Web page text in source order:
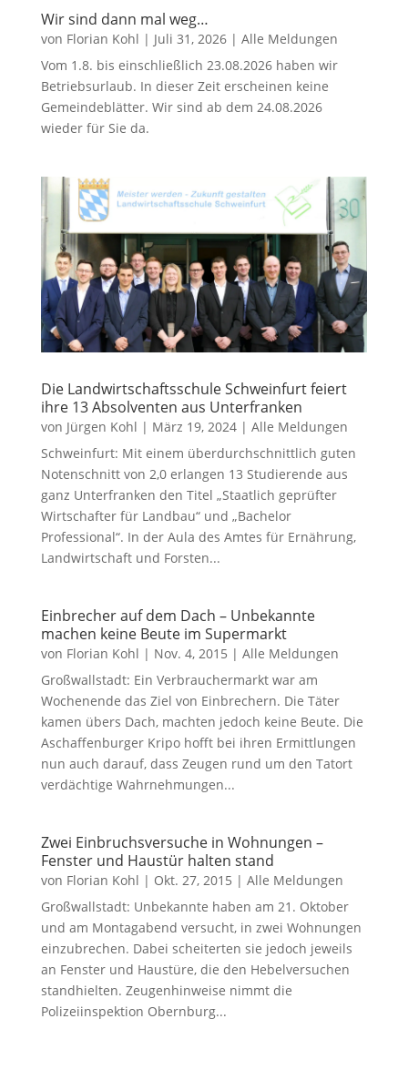
Wir sind dann mal weg…
von Florian Kohl | Juli 31, 2026| Alle Meldungen
Vom 1.8. bis einschließlich 23.08.2026 haben wir
Betriebsurlaub. In dieser Zeit erscheinen keine
Gemeindeblätter. Wir sind ab dem 24.08.2026
wieder für Sie da.
Die Landwirtschaftsschule Schweinfurt feiert
ihre 13 Absolventen aus Unterfranken
von Jürgen Kohl | März 19, 2024| Alle Meldungen
Schweinfurt: Mit einem überdurchschnittlich guten
Notenschnitt von 2,0 erlangen 13 Studierende aus
ganz Unterfranken den Titel „Staatlich geprüfter
Wirtschafter für Landbau“ und „Bachelor
Professional“. In der Aula des Amtes für Ernährung,
Landwirtschaft und Forsten...
Einbrecher auf dem Dach – Unbekannte
machen keine Beute im Supermarkt
von Florian Kohl | Nov. 4, 2015 | Alle Meldungen
Großwallstadt: Ein Verbrauchermarkt war am
Wochenende das Ziel von Einbrechern. Die Täter
kamen übers Dach, machten jedoch keine Beute. Die
Aschaffenburger Kripo hofft bei ihren Ermittlungen
nun auch darauf, dass Zeugen rund um den Tatort
verdächtige Wahrnehmungen...
Zwei Einbruchsversuche in Wohnungen –
Fenster und Haustür halten stand
von Florian Kohl | Okt. 27, 2015 | Alle Meldungen
Großwallstadt: Unbekannte haben am 21. Oktober
und am Montagabend versucht, in zwei Wohnungen
einzubrechen. Dabei scheiterten sie jedoch jeweils
an Fenster und Haustüre, die den Hebelversuchen
standhielten. Zeugenhinweise nimmt die
Polizeiinspektion Obernburg...